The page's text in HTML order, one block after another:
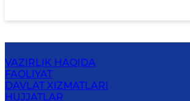
VAZIRLIK HAQIDA
FAOLIYAT
DAVLAT XIZMATLARI
HUJJATLAR